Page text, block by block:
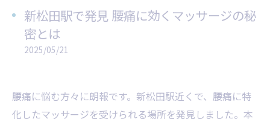
新松田駅で発見 腰痛に効くマッサージの秘
密とは
2025/05/21
腰痛に悩む方々に朗報です。新松田駅近くで、腰痛に特
化したマッサージを受けられる場所を発見しました。本